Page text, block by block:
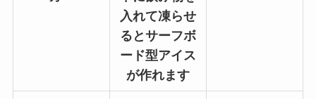
入れて凍らせ
るとサーフボ
ード型アイス
が作れます